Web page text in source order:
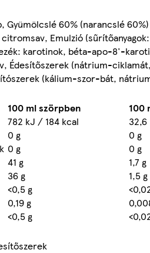
Gyümölcslé 60% (narancslé
Emulzió
karotinok, béta-apo-8'-
Édesítőszerek (nátrium-
(kálium-szor-bát,
100 ml szörpben
100
782 kJ / 184 kcal
0 g
0 g
0 g
0 g
41 g
1,7 g
36 g
1,5 g
<0,5 g
0,19 g
<0,5 g